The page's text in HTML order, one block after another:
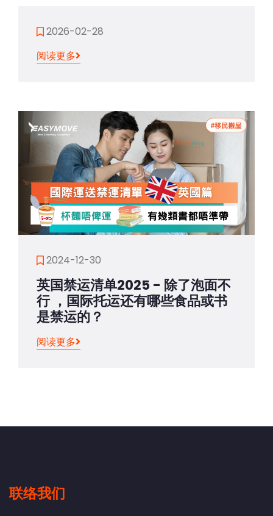
2026-02-28
阅读更多
2024-12-30
英国禁运清单2025 - 除了泡面不
行 ，国际托运还有哪些食品或书
是禁运的？
阅读更多
联络我们